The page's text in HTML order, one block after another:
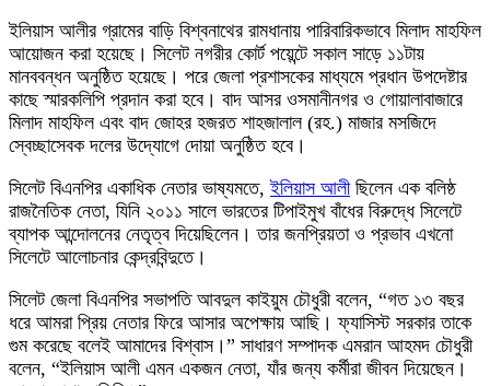
ইলিয়াস আলীর গ্রামের বাড়ি বিশ্বনাথের রামধানায় পারিবারিকভাবে মিলাদ মাহফিল
আয়োজন করা হয়েছে। সিলেট নগরীর কোর্ট পয়েন্টে সকাল সাড়ে ১১টায়
মানববন্ধন অনুষ্ঠিত হয়েছে। পরে জেলা প্রশাসকের মাধ্যমে প্রধান উপদেষ্টার
কাছে স্মারকলিপি প্রদান করা হবে। বাদ আসর ওসমানীনগর ও গোয়ালাবাজারে
মিলাদ মাহফিল এবং বাদ জোহর হজরত শাহজালাল (রহ.) মাজার মসজিদে
স্বেচ্ছাসেবক দলের উদ্যোগে দোয়া অনুষ্ঠিত হবে।
সিলেট বিএনপির একাধিক নেতার ভাষ্যমতে,ইলিয়াস আলীছিলেন এক বলিষ্ঠ
রাজনৈতিক নেতা, যিনি ২০১১ সালে ভারতের টিপাইমুখ বাঁধের বিরুদ্ধে সিলেটে
ব্যাপক আন্দোলনের নেতৃত্ব দিয়েছিলেন। তার জনপ্রিয়তা ও প্রভাব এখনো
সিলেটে আলোচনার কেন্দ্রবিন্দুতে।
সিলেট জেলা বিএনপির সভাপতি আবদুল কাইয়ুম চৌধুরী বলেন, “গত ১৩ বছর
ধরে আমরা প্রিয় নেতার ফিরে আসার অপেক্ষায় আছি। ফ্যাসিস্ট সরকার তাকে
গুম করেছে বলেই আমাদের বিশ্বাস।” সাধারণ সম্পাদক এমরান আহমদ চৌধুরী
বলেন, “ইলিয়াস আলী এমন একজন নেতা, যাঁর জন্য কর্মীরা জীবন দিয়েছেন।